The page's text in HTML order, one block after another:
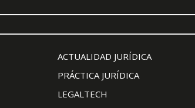
ACTUALIDAD JURÍDICA
PRÁCTICA JURÍDICA
LEGALTECH